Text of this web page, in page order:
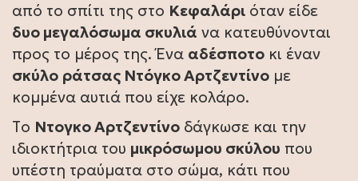
από το σπίτι της στο Κεφαλάρι όταν είδε
δυο μεγαλόσωμα σκυλιά να κατευθύνονται
προς το μέρος της. Ένα αδέσποτο κι έναν
σκύλο ράτσας Ντόγκο Αρτζεντίνο με
κομμένα αυτιά που είχε κολάρο.
Tο Ντογκο Αρτζεντίνο δάγκωσε και την
ιδιοκτήτρια του μικρόσωμου σκύλου που
υπέστη τραύματα στο σώμα, κάτι που